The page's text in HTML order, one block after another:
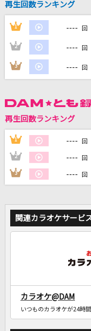
[生音]again
YUI
DAMの
カラオ
カラ
家族や友
再生回数ランキング
1 ---- 回
2 ---- 回
3 ---- 回
再生回数ランキング
1 ---- 回
2 ---- 回
3 ---- 回
関連カラオケサービ
カラオケ@DAM
いつものカラオケが24時